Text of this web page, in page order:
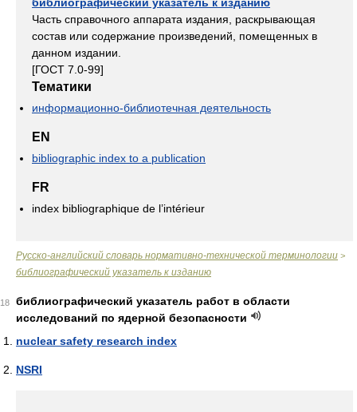
Часть справочного аппарата издания, раскрывающая
состав или содержание произведений, помещенных в
данном издании.
[ГОСТ 7.0-99]
Тематики
информационно-библиотечная деятельность
EN
bibliographic index to a publication
FR
index bibliographique de l’intérieur
Русско-английский словарь нормативно-технической терминологии >
библиографический указатель к изданию
18
библиографический указатель работ в области
исследований по ядерной безопасности
nuclear safety research index
NSRI